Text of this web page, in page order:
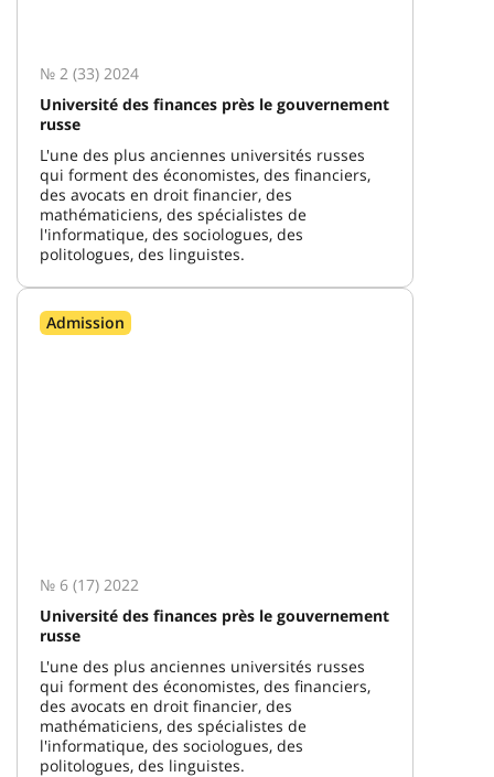
№ 2 (33) 2024
Université des finances près le gouvernement
russe
L'une des plus anciennes universités russes
qui forment des économistes, des financiers,
des avocats en droit financier, des
mathématiciens, des spécialistes de
l'informatique, des sociologues, des
politologues, des linguistes.
Admission
№ 6 (17) 2022
Université des finances près le gouvernement
russe
L'une des plus anciennes universités russes
qui forment des économistes, des financiers,
des avocats en droit financier, des
mathématiciens, des spécialistes de
l'informatique, des sociologues, des
politologues, des linguistes.